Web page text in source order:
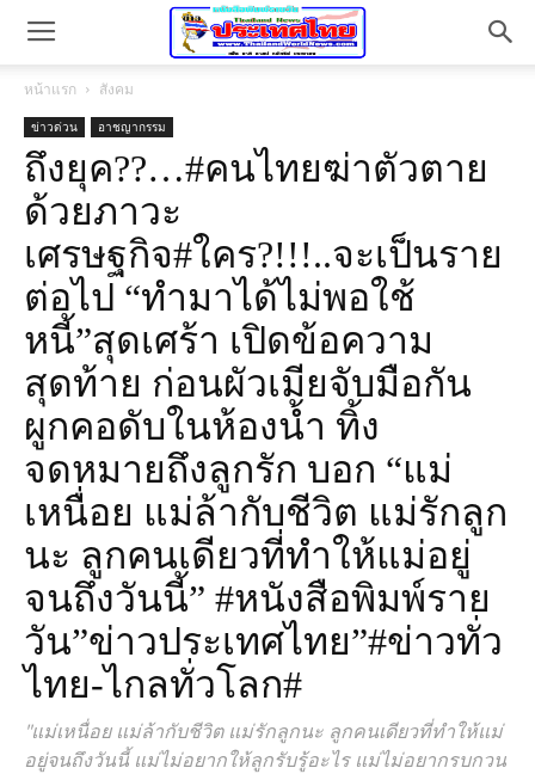
หน้าแรก สังคม
ข่าวด่วน อาชญากรรม
ถึงยุค??…#คนไทยฆ่าตัวตาย
ด้วยภาวะ
เศรษฐกิจ#ใคร?!!!..จะเป็นราย
ต่อไป “ทำมาได้ไม่พอใช้
หนี้”สุดเศร้า เปิดข้อความ
สุดท้าย ก่อนผัวเมียจับมือกัน
ผูกคอดับในห้องน้ำ ทิ้ง
จดหมายถึงลูกรัก บอก “แม่
เหนื่อย แม่ล้ากับชีวิต แม่รักลูก
นะ ลูกคนเดียวที่ทำให้แม่อยู่
จนถึงวันนี้” #หนังสือพิมพ์ราย
วัน”ข่าวประเทศไทย”#ข่าวทั่ว
ไทย-ไกลทั่วโลก#
"แม่เหนื่อย แม่ล้ากับชีวิต แม่รักลูกนะ ลูกคนเดียวที่ทำให้แม่
อยู่จนถึงวันนี้ แม่ไม่อยากให้ลูกรับรู้อะไร แม่ไม่อยากรบกวน